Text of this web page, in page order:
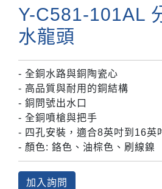
Y-C581-101AL
水龍頭
- 全銅水路與銅陶瓷心
- 高品質與耐用的銅結構
- 銅問號出水口
- 全銅噴槍與把手
- 四孔安裝，適合8英吋到16英
- 顏色: 鉻色、油棕色、刷線鎳
加入詢問